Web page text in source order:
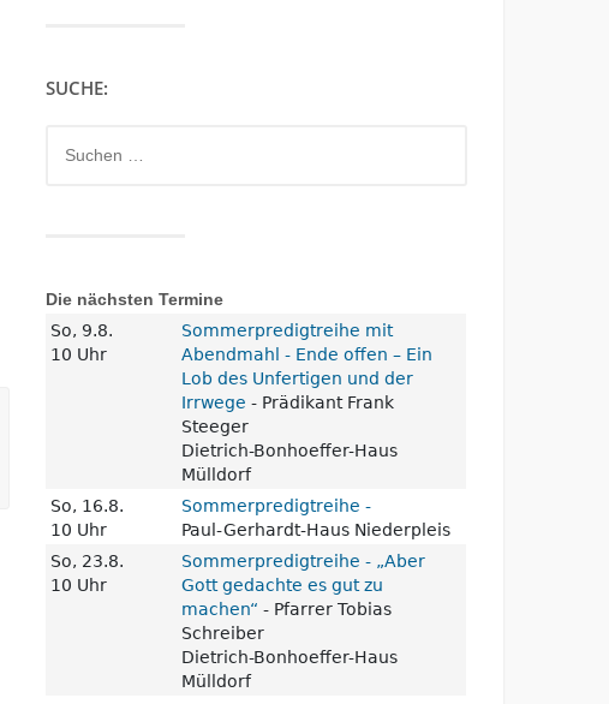
SUCHE:
nach:
Die nächsten Termine